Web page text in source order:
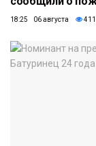
18:25 06 августа 411